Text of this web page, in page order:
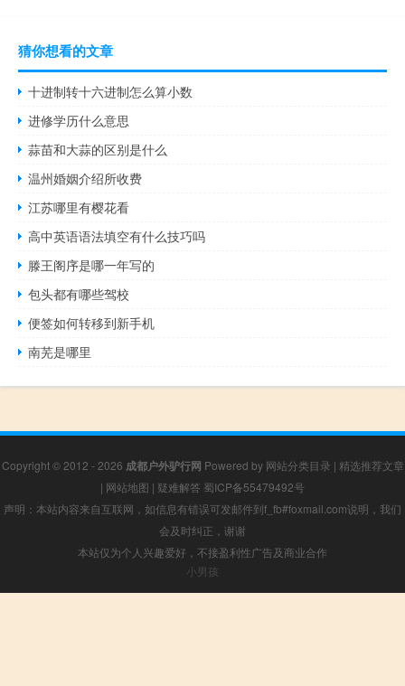
猜你想看的文章
十进制转十六进制怎么算小数
进修学历什么意思
蒜苗和大蒜的区别是什么
温州婚姻介绍所收费
江苏哪里有樱花看
高中英语语法填空有什么技巧吗
滕王阁序是哪一年写的
包头都有哪些驾校
便签如何转移到新手机
南芜是哪里
Copyright © 2012 - 2026 成都户外驴行网 Powered by 网站分类目录 | 精选推荐文章
| 网站地图 | 疑难解答 蜀ICP备55479492号
声明：本站内容来自互联网，如信息有错误可发邮件到f_fb#foxmail.com说明，我们
会及时纠正，谢谢
本站仅为个人兴趣爱好，不接盈利性广告及商业合作
小男孩